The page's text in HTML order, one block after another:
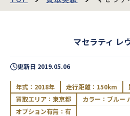
マセラティ レ
更新日 2019.05.06
年式：2018年 走行距離：150km
買取エリア：東京都
カラー：ブルー
オプション有無：有